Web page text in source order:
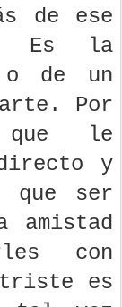
de ese
Es la
o de un
Por
le
y
que ser
amistad
con
es